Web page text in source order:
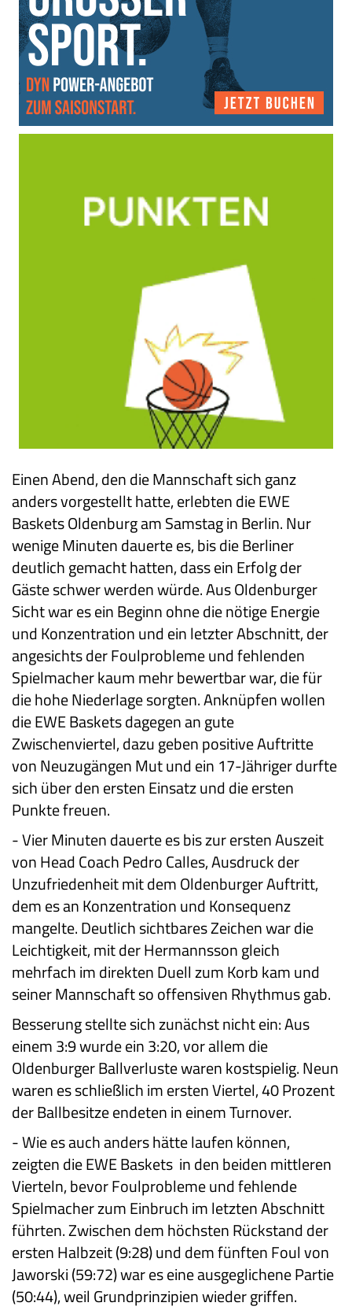
Einen Abend, den die Mannschaft sich ganz
anders vorgestellt hatte, erlebten die EWE
Baskets Oldenburg am Samstag in Berlin. Nur
wenige Minuten dauerte es, bis die Berliner
deutlich gemacht hatten, dass ein Erfolg der
Gäste schwer werden würde. Aus Oldenburger
Sicht war es ein Beginn ohne die nötige Energie
und Konzentration und ein letzter Abschnitt, der
angesichts der Foulprobleme und fehlenden
Spielmacher kaum mehr bewertbar war, die für
die hohe Niederlage sorgten. Anknüpfen wollen
die EWE Baskets dagegen an gute
Zwischenviertel, dazu geben positive Auftritte
von Neuzugängen Mut und ein 17-Jähriger durfte
sich über den ersten Einsatz und die ersten
Punkte freuen.
-Vier Minuten dauerte es bis zur ersten Auszeit
von Head Coach Pedro Calles, Ausdruck der
Unzufriedenheit mit dem Oldenburger Auftritt,
dem es an Konzentration und Konsequenz
mangelte. Deutlich sichtbares Zeichen war die
Leichtigkeit, mit der Hermannsson gleich
mehrfach im direkten Duell zum Korb kam und
seiner Mannschaft so offensiven Rhythmus gab.
Besserung stellte sich zunächst nicht ein: Aus
einem 3:9 wurde ein 3:20, vor allem die
Oldenburger Ballverluste waren kostspielig. Neun
waren es schließlich im ersten Viertel, 40 Prozent
der Ballbesitze endeten in einem Turnover.
-Wie es auch anders hätte laufen können,
zeigten die EWE Baskets in den beiden mittleren
Vierteln, bevor Foulprobleme und fehlende
Spielmacher zum Einbruch im letzten Abschnitt
führten. Zwischen dem höchsten Rückstand der
ersten Halbzeit (9:28) und dem fünften Foul von
Jaworski (59:72) war es eine ausgeglichene Partie
(50:44), weil Grundprinzipien wieder griffen.